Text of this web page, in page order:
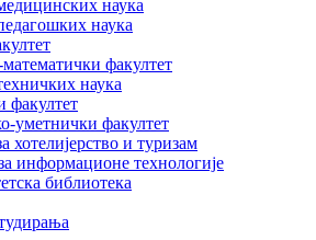
наука
наука
факултет
наука
факултет
уметнички факултет
хотелијерство и туризам
информационе технологије
библиотека